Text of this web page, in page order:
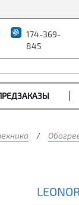
174-369-
845
/